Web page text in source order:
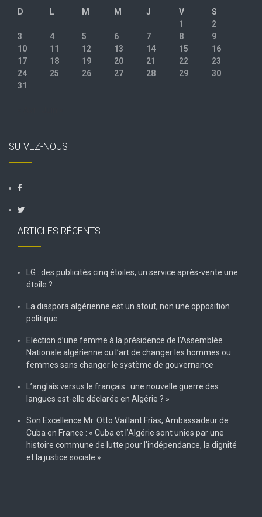
D
L M M J V
S
1
2
3
4 5 6 7 8
9
10
11 12 13 14 15
16
17
18 19 20 21 22
23
24
25 26 27 28 29
30
31
SUIVEZ-NOUS
ARTICLES RÉCENTS
LG : des publicités cinq étoiles, un service après-vente une
étoile ?
La diaspora algérienne est un atout, non une opposition
politique
Election d’une femme à la présidence de l’Assemblée
Nationale algérienne ou l’art de changer les hommes ou
femmes sans changer le système de gouvernance
L’anglais versus le français : une nouvelle guerre des
langues est-elle déclarée en Algérie ? »
Son Excellence Mr. Otto Vaillant Frías, Ambassadeur de
Cuba en France : « Cuba et l’Algérie sont unies par une
histoire commune de lutte pour l’indépendance, la dignité
et la justice sociale »